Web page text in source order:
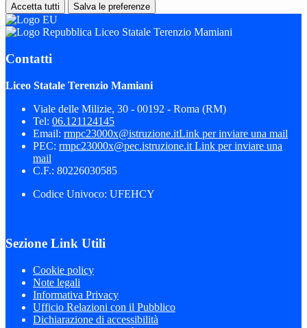
Accetta tutti Salva le preferenze
Liceo Statale Terenzio Mamiani
Contatti
Liceo Statale Terenzio Mamiani
Viale delle Milizie, 30 - 00192 - Roma (RM)
Tel: 06.121124145
Email: rmpc23000x@istruzione.itLink per inviare una mail
PEC: rmpc23000x@pec.istruzione.it Link per inviare una
mail
C.F.: 80226030585
Codice Univoco: UFEHCY
Sezione Link Utili
Cookie policy
Note legali
Informativa Privacy
Ufficio Relazioni con il Pubblico
Dichiarazione di accessibilità